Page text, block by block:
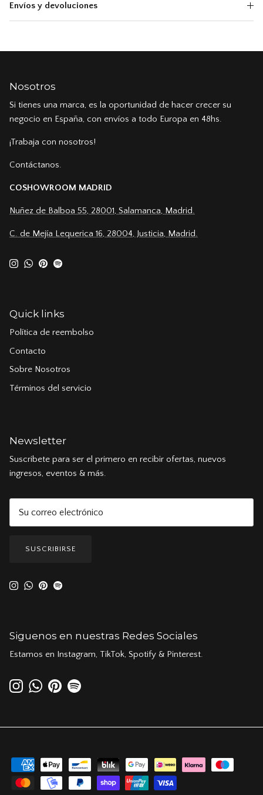
Envíos y devoluciones
Nosotros
Si tienes una marca, es la oportunidad de hacer crecer su
negocio en España, con envíos a todo Europa en 48hs.
¡Trabaja con nosotros!
Contáctanos.
COSHOWROOM MADRID
Nuñez de Balboa 55, 28001, Salamanca, Madrid.
C. de Mejía Lequerica 16, 28004, Justicia, Madrid.
Instagram
WhatsApp
Pinterest
Spotify
Quick links
Política de reembolso
Contacto
Sobre Nosotros
Términos del servicio
Newsletter
Suscribete para ser el primero en recibir ofertas, nuevos
ingresos, eventos & más.
SUSCRIBIRSE
Instagram
WhatsApp
Pinterest
Spotify
Siguenos en nuestras Redes Sociales
Estamos en Instagram, TikTok, Spotify & Pinterest.
InstagramWhatsApp
PinterestSpotify